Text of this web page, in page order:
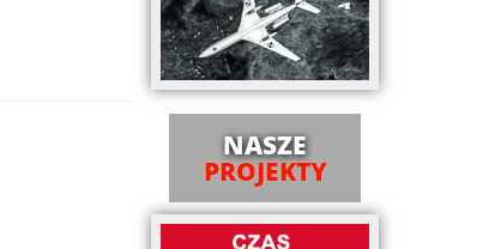
NASZE
PROJEKTY